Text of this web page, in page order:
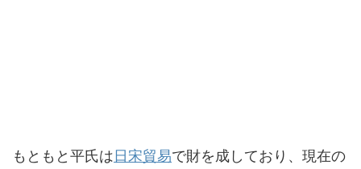
もともと平氏は日宋貿易で財を成しており、現在の